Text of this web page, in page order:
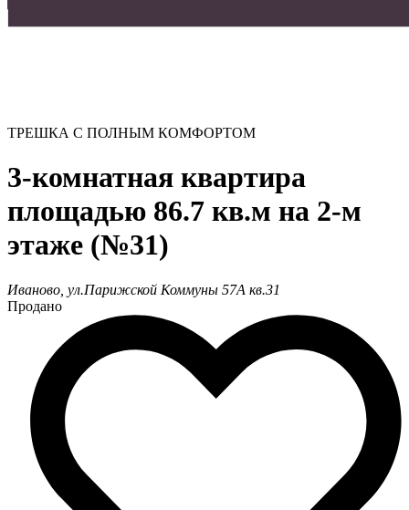
ТРЕШКА С ПОЛНЫМ КОМФОРТОМ
3-комнатная квартира
площадью 86.7 кв.м на 2-м
этаже (№31)
Иваново, ул.Парижской Коммуны 57А кв.31
Продано